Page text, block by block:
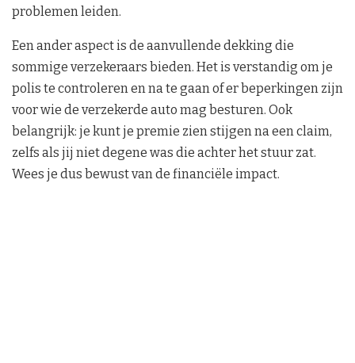
problemen leiden.
Een ander aspect is de aanvullende dekking die
sommige verzekeraars bieden. Het is verstandig om je
polis te controleren en na te gaan of er beperkingen zijn
voor wie de verzekerde auto mag besturen. Ook
belangrijk: je kunt je premie zien stijgen na een claim,
zelfs als jij niet degene was die achter het stuur zat.
Wees je dus bewust van de financiële impact.